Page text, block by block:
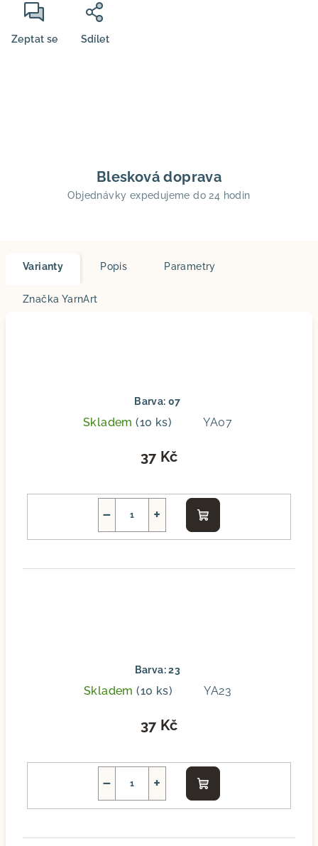
Zeptat se Sdílet
Blesková doprava
Objednávky expedujeme do 24 hodin
Varianty Popis Parametry
Značka YarnArt
Barva: 07
Skladem(10 ks) YA07
37 Kč
+
−
Do
košíku
Barva: 23
Skladem(10 ks) YA23
37 Kč
+
−
Do
košíku